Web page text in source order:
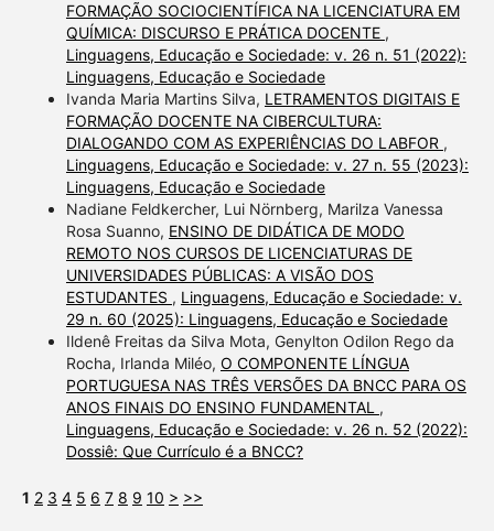
FORMAÇÃO SOCIOCIENTÍFICA NA LICENCIATURA EM
QUÍMICA: DISCURSO E PRÁTICA DOCENTE ,
Linguagens, Educação e Sociedade: v. 26 n. 51 (2022):
Linguagens, Educação e Sociedade
Ivanda Maria Martins Silva, LETRAMENTOS DIGITAIS E
FORMAÇÃO DOCENTE NA CIBERCULTURA:
DIALOGANDO COM AS EXPERIÊNCIAS DO LABFOR ,
Linguagens, Educação e Sociedade: v. 27 n. 55 (2023):
Linguagens, Educação e Sociedade
Nadiane Feldkercher, Lui Nörnberg, Marilza Vanessa
Rosa Suanno, ENSINO DE DIDÁTICA DE MODO
REMOTO NOS CURSOS DE LICENCIATURAS DE
UNIVERSIDADES PÚBLICAS: A VISÃO DOS
ESTUDANTES , Linguagens, Educação e Sociedade: v.
29 n. 60 (2025): Linguagens, Educação e Sociedade
Ildenê Freitas da Silva Mota, Genylton Odilon Rego da
Rocha, Irlanda Miléo, O COMPONENTE LÍNGUA
PORTUGUESA NAS TRÊS VERSÕES DA BNCC PARA OS
ANOS FINAIS DO ENSINO FUNDAMENTAL ,
Linguagens, Educação e Sociedade: v. 26 n. 52 (2022):
Dossiê: Que Currículo é a BNCC?
1 2 3 4 5 6 7 8 9 10 > >>